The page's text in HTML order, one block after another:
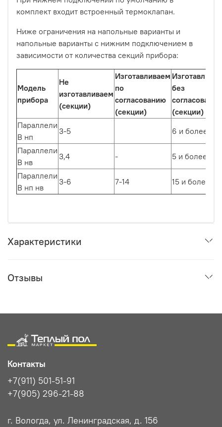
комплект входит встроенный термоклапан.
Ниже ограничения на напольные варианты и
напольные варианты с нижним подключением в
зависимости от количества секций прибора:
Модель
прибора
Не
изготавливаем
(секции)
Изготавливаем
по
согласованию
(секции)
без
согласования
(секции)
Параллели
В нп
3-5
6 и более
Параллели
В нв
3,4 -
5 и более
Параллели
В нп нв
3-6 7-14 15 и более
Характеристики
Отзывы
Контакты
+7(911) 501-51-91
+7(905) 296-21-88
г. Вологда, ул. Ленинградская, д. 156